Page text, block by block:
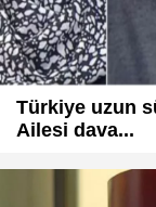
Türkiye uzun
Ailesi dava...